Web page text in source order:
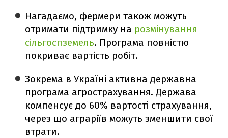
Нагадаємо, фермери також можуть
отримати підтримку на розмінування
сільгоспземель. Програма повністю
покриває вартість робіт.
Зокрема в Україні активна державна
програма агрострахування. Держава
компенсує до 60% вартості страхування,
через що аграріїв можуть зменшити свої
втрати.